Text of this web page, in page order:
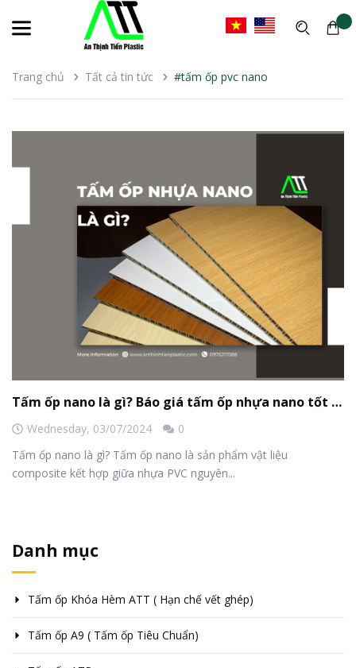
Trang chủ Tất cả tin tức #tấm ốp pvc nano
Tấm ốp nano là gì? Báo giá tấm ốp nhựa nano tốt nhất năm 2024!
Wednesday, 03/07/2024
0
Tấm ốp nano là gì? Tấm ốp nano là sản phẩm vật liệu
composite kết hợp giữa nhựa PVC nguyên...
Danh mục
Tấm ốp Khóa Hèm ATT ( Hạn chế vết ghép)
Tấm ốp A9 ( Tấm ốp Tiêu Chuẩn)